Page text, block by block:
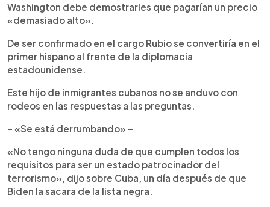
Washington debe demostrarles que pagarían un precio
«demasiado alto».
De ser confirmado en el cargo Rubio se convertiría en el
primer hispano al frente de la diplomacia
estadounidense.
Este hijo de inmigrantes cubanos no se anduvo con
rodeos en las respuestas a las preguntas.
– «Se está derrumbando» –
«No tengo ninguna duda de que cumplen todos los
requisitos para ser un estado patrocinador del
terrorismo», dijo sobre Cuba, un día después de que
Biden la sacara de la lista negra.